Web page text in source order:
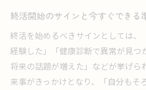
終活開始のサインと今すぐできる
終活を始めるべきサインとしては、
経験した」「健康診断で異常が見つ
将来の話題が増えた」などが挙げら
来事がきっかけとなり、「自分もそ